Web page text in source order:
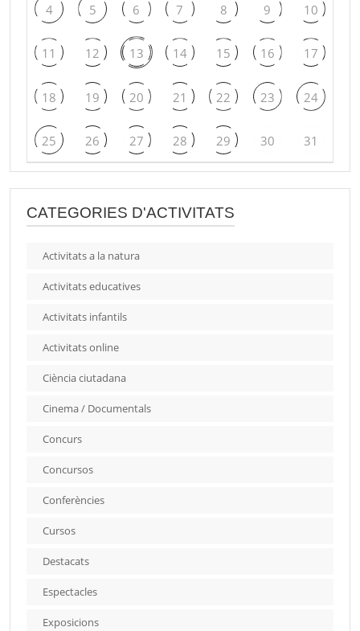
4 5 6 7 8 9 10
11 12 13 14 15 16 17
18 19 20 21 22 23 24
25 26 27 28 29 30 31
CATEGORIES D'ACTIVITATS
Activitats a la natura
Activitats educatives
Activitats infantils
Activitats online
Ciència ciutadana
Cinema / Documentals
Concurs
Concursos
Conferències
Cursos
Destacats
Espectacles
Exposicions